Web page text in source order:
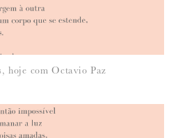
hoje com Octavio Paz